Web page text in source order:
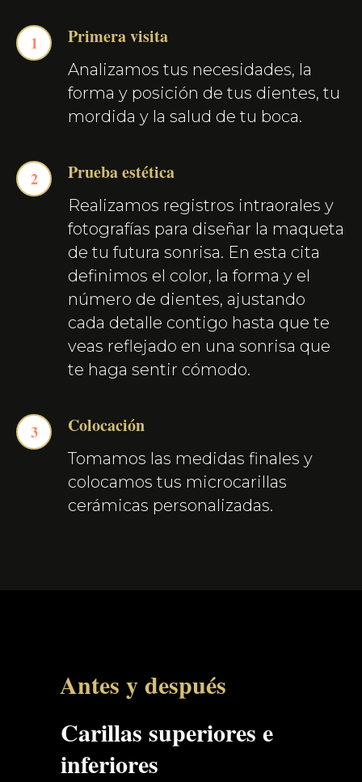
Primera visita
Analizamos tus necesidades, la
forma y posición de tus dientes, tu
mordida y la salud de tu boca.
Prueba estética
Realizamos registros intraorales y
fotografías para diseñar la maqueta
de tu futura sonrisa. En esta cita
definimos el color, la forma y el
número de dientes, ajustando
cada detalle contigo hasta que te
veas reflejado en una sonrisa que
te haga sentir cómodo.
Colocación
Tomamos las medidas finales y
colocamos tus microcarillas
cerámicas personalizadas.
Antes y después
Carillas superiores e
inferiores